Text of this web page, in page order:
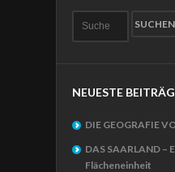
NEUESTE
DIE GEOGRAFIE
DAS SAARLAND –
Flächeneinheit